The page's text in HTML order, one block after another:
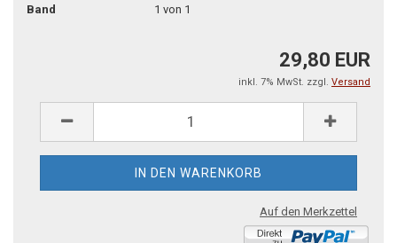
Band
1 von 1
29,80 EUR
inkl. 7% MwSt. zzgl. Versand
Auf den Merkzettel